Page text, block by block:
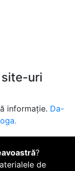
site-uri
informație. Da-
?
de